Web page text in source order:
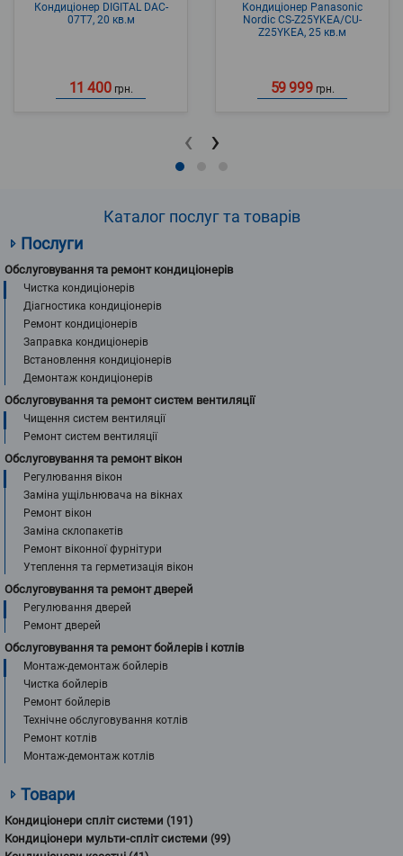
Кондиціонер DIGITAL DAC-
07T7, 20 кв.м
11 400 грн.
Кондиціонер Panasonic
Nordic CS-Z25YKEA/CU-
Z25YKEA, 25 кв.м
59 999 грн.
‹ ›
Каталог послуг та товарів
Послуги
Обслуговування та ремонт кондиціонерів
Чистка кондиціонерів
Діагностика кондиціонерів
Ремонт кондиціонерів
Заправка кондиціонерів
Встановлення кондиціонерів
Демонтаж кондиціонерів
Обслуговування та ремонт систем вентиляції
Чищення систем вентиляції
Ремонт систем вентиляції
Обслуговування та ремонт вікон
Регулювання вікон
Заміна ущільнювача на вікнах
Ремонт вікон
Заміна склопакетів
Ремонт віконної фурнітури
Утеплення та герметизація вікон
Обслуговування та ремонт дверей
Регулювання дверей
Ремонт дверей
Обслуговування та ремонт бойлерів і котлів
Монтаж-демонтаж бойлерів
Чистка бойлерів
Ремонт бойлерів
Технічне обслуговування котлів
Ремонт котлів
Монтаж-демонтаж котлів
Товари
Кондиціонери спліт системи (191)
Кондиціонери мульти-спліт системи (99)